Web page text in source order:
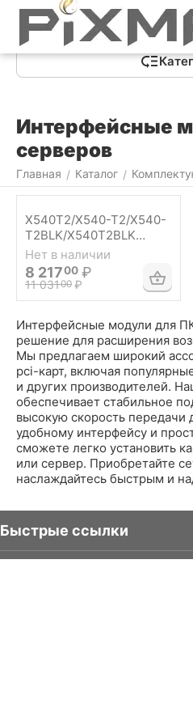
Интерфейсные
серверов
Главная / Каталог /
Интерфейсные модули для
решение для расширения
Мы предлагаем широкий
pci-карт, включая
и других производителей.
обеспечивает стабильное
высокую скорость передачи
удобному интерфейсу и
сможете легко установить
или сервер. Приобретайте
наслаждайтесь быстрым и
X540T2/X540-T2/X540-
T2BLK/X540T2BLK
Ethernet Converged
Network Adapter Intel -
Сетевая карта
Нет в наличии
8 21700 ₽
11 03100 ₽
Быстрые ссылки
Меню Найти